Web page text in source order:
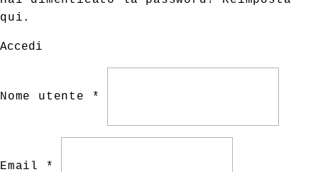
qui .
Accedi
Nome utente *
Email *